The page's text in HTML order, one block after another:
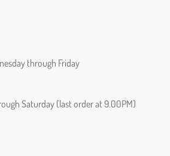
through Friday
Saturday (last order at 9.00PM)